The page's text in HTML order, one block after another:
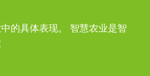
的具体表现。 智慧农业是智